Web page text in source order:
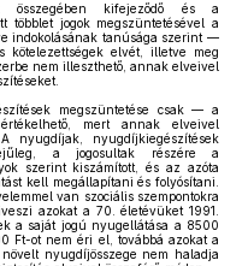
összegében kifejeződő és a
többlet jogok megszüntetésével a
indokolásának tanúsága szerint —
elvét, illetve meg
nem illeszthető, annak elveivel
megszüntetése csak — a
mert annak elveivel
nyugdíjak, nyugdíjkiegészítések
a jogosultak részére a
szerint kiszámított, és az azóta
kell megállapítani és folyósítani.
van szociális szempontokra
azokat a 70. életévüket 1991.
a saját jogú nyugellátása a 8500
Ft-ot nem éri el, továbbá azokat a
nyugdíjösszege nem haladja